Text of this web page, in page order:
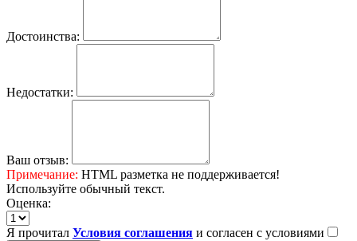
Достоинства:
Недостатки:
Ваш отзыв:
Примечание: HTML разметка не поддерживается!
Используйте обычный текст.
Оценка:
Я прочитал Условия соглашения и согласен с условиями